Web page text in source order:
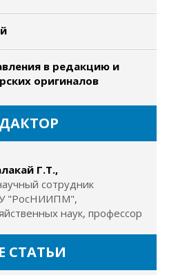
в редакцию и
оригиналов
Г.Т.,
сотрудник
"РосНИИПМ",
наук, профессор
СТАТЬИ